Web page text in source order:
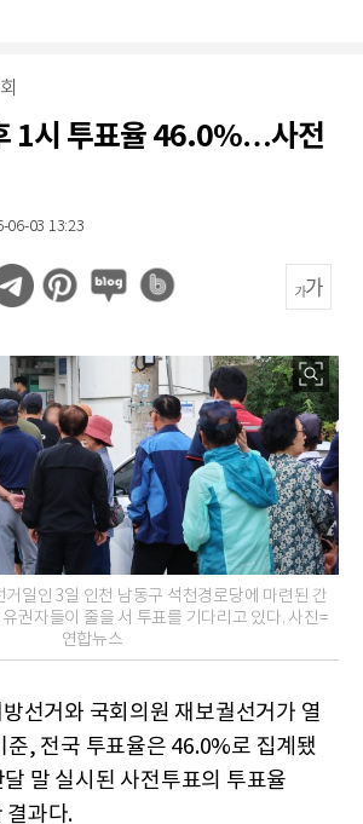
1시 투표율 46.0%…사전
06-03 13:23
일인 3일 인천 남동구 석천경로당에 마련된 간
권자들이 줄을 서 투표를 기다리고 있다. 사진=
연합뉴스
선거와 국회의원 재보궐선거가 열
준, 전국 투표율은 46.0%로 집계됐
말 실시된 사전투표의 투표율
결과다.